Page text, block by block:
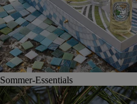
Sommer-Essentials